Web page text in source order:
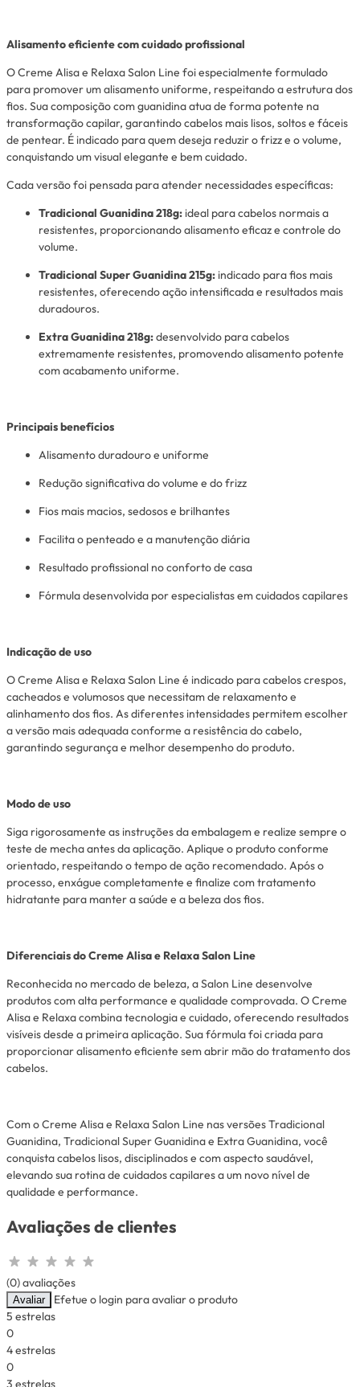
Alisamento eficiente com cuidado profissional
O Creme Alisa e Relaxa Salon Line foi especialmente formulado
para promover um alisamento uniforme, respeitando a estrutura dos
fios. Sua composição com guanidina atua de forma potente na
transformação capilar, garantindo cabelos mais lisos, soltos e fáceis
de pentear. É indicado para quem deseja reduzir o frizz e o volume,
conquistando um visual elegante e bem cuidado.
Cada versão foi pensada para atender necessidades específicas:
Tradicional Guanidina 218g: ideal para cabelos normais a
resistentes, proporcionando alisamento eficaz e controle do
volume.
Tradicional Super Guanidina 215g: indicado para fios mais
resistentes, oferecendo ação intensificada e resultados mais
duradouros.
Extra Guanidina 218g:desenvolvido para cabelos
extremamente resistentes, promovendo alisamento potente
com acabamento uniforme.
Principais benefícios
Alisamento duradouro e uniforme
Redução significativa do volume e do frizz
Fios mais macios, sedosos e brilhantes
Facilita o penteado e a manutenção diária
Resultado profissional no conforto de casa
Fórmula desenvolvida por especialistas em cuidados capilares
Indicação de uso
O Creme Alisa e Relaxa Salon Line é indicado para cabelos crespos,
cacheados e volumosos que necessitam de relaxamento e
alinhamento dos fios. As diferentes intensidades permitem escolher
a versão mais adequada conforme a resistência do cabelo,
garantindo segurança e melhor desempenho do produto.
Modo de uso
Siga rigorosamente as instruções da embalagem e realize sempre o
teste de mecha antes da aplicação. Aplique o produto conforme
orientado, respeitando o tempo de ação recomendado. Após o
processo, enxágue completamente e finalize com tratamento
hidratante para manter a saúde e a beleza dos fios.
Diferenciais do Creme Alisa e Relaxa Salon Line
Reconhecida no mercado de beleza, a Salon Line desenvolve
produtos com alta performance e qualidade comprovada. O Creme
Alisa e Relaxa combina tecnologia e cuidado, oferecendo resultados
visíveis desde a primeira aplicação. Sua fórmula foi criada para
proporcionar alisamento eficiente sem abrir mão do tratamento dos
cabelos.
Com o Creme Alisa e Relaxa Salon Line nas versões Tradicional
Guanidina, Tradicional Super Guanidina e Extra Guanidina, você
conquista cabelos lisos, disciplinados e com aspecto saudável,
elevando sua rotina de cuidados capilares a um novo nível de
qualidade e performance.
Avaliações de clientes
(0) avaliações
Avaliar
Efetue o login para avaliar o produto
5 estrelas
0
4 estrelas
0
3 estrelas